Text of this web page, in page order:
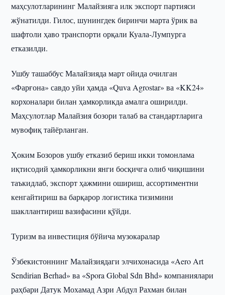
маҳсулотларининг Малайзияга илк экспорт партияси
жўнатилди. Гилос, шунингдек биринчи марта ўрик ва
шафтоли ҳаво транспорти орқали Куала-Лумпурга
етказилди.
Ушбу ташаббус Малайзияда март ойида очилган
«Фарғона» савдо уйи ҳамда «Quva Agrostar» ва «KK24»
корхоналари билан ҳамкорликда амалга оширилди.
Маҳсулотлар Малайзия бозори талаб ва стандартларига
мувофиқ тайёрланган.
Ҳоким Бозоров ушбу етказиб бериш икки томонлама
иқтисодий ҳамкорликни янги босқичга олиб чиқишини
таъкидлаб, экспорт ҳажмини ошириш, ассортиментни
кенгайтириш ва барқарор логистика тизимини
шакллантириш вазифасини қўйди.
Туризм ва инвестиция бўйича музокаралар
Ўзбекистоннинг Малайзиядаги элчихонасида «Aero Art
Sendirian Berhad» ва «Spora Global Sdn Bhd» компаниялари
раҳбари Датук Мохамад Азри Абдул Рахман билан